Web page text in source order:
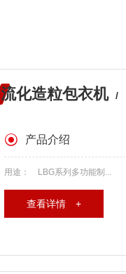
流化造粒包衣机 /
产品介绍
用途： LBG系列多功能制...
查看详情 +